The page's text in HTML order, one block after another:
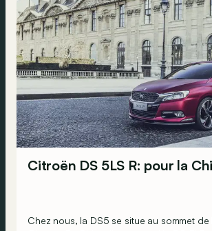
la norme euro6, accolée à une boîte
rapports d'origine Aisin.
Citroën DS 5LS R: pour la
Chez nous, la DS5 se situe au sommet de